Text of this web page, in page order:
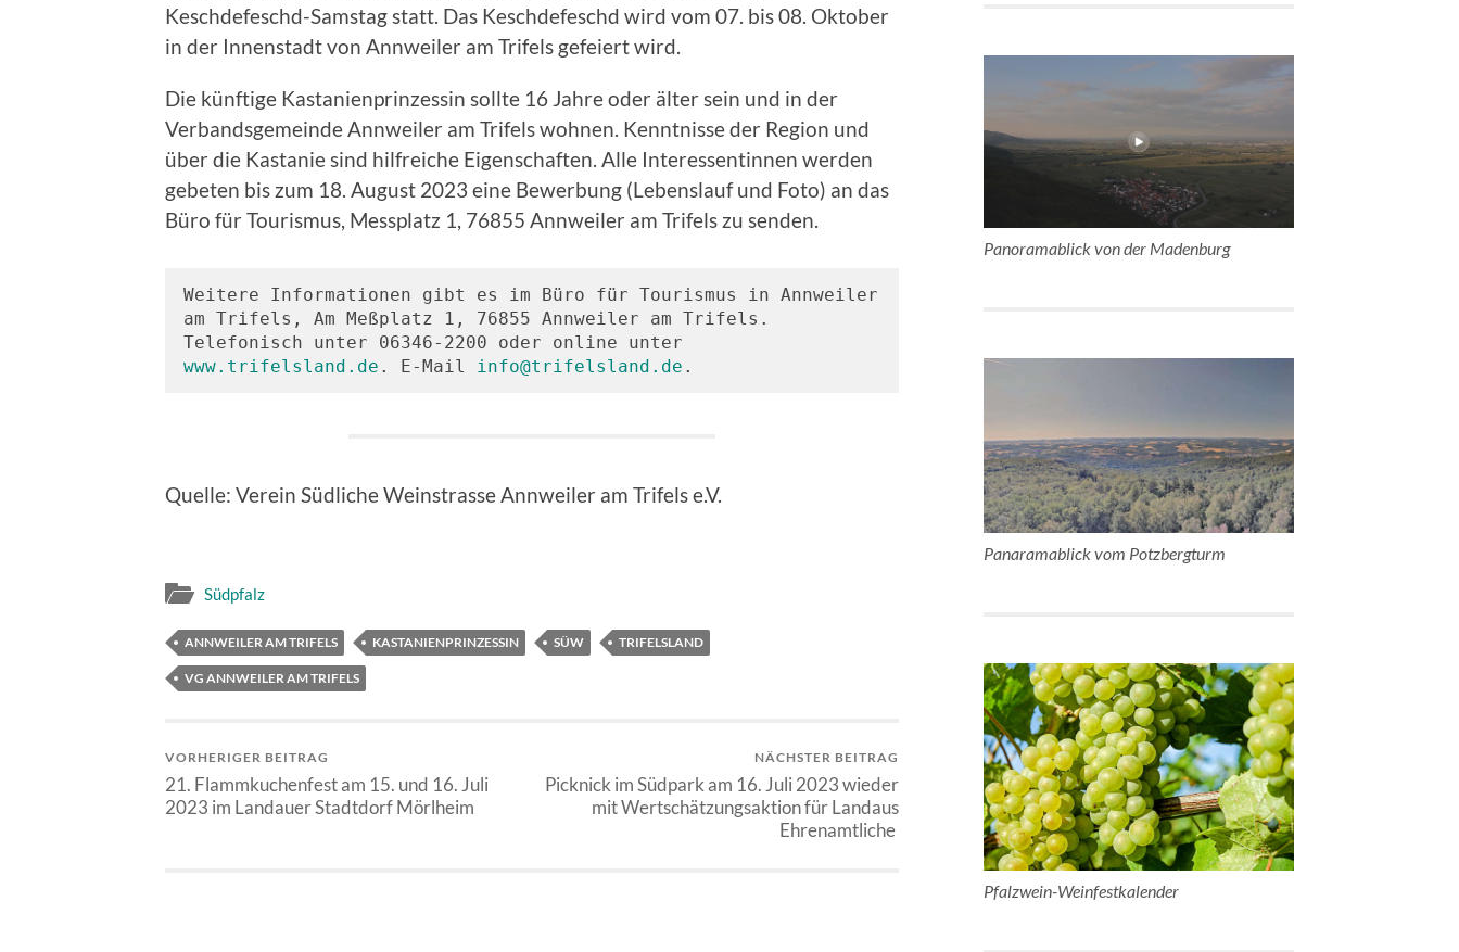
Keschdefeschd-Samstag statt. Das Keschdefeschd wird vom 07. bis 08. Oktober
in der Innenstadt von Annweiler am Trifels gefeiert wird.
Die künftige Kastanienprinzessin sollte 16 Jahre oder älter sein und in der
Verbandsgemeinde Annweiler am Trifels wohnen. Kenntnisse der Region und
über die Kastanie sind hilfreiche Eigenschaften. Alle Interessentinnen werden
gebeten bis zum 18. August 2023 eine Bewerbung (Lebenslauf und Foto) an das
Büro für Tourismus, Messplatz 1, 76855 Annweiler am Trifels zu senden.
Weitere Informationen gibt es im Büro für Tourismus in Annweiler
am Trifels, Am Meßplatz 1, 76855 Annweiler am Trifels.
www.trifelsland.de . E-Mail info@trifelsland.de .
Quelle: Verein Südliche Weinstrasse Annweiler am Trifels e.V.
Südpfalz
ANNWEILER AM TRIFELS KASTANIENPRINZESSIN SÜW TRIFELSLAND
VG ANNWEILER AM TRIFELS
VORHERIGER BEITRAG
21. Flammkuchenfest am 15. und 16. Juli
2023 im Landauer Stadtdorf Mörlheim
NÄCHSTER BEITRAG
Picknick im Südpark am 16. Juli 2023 wieder
mit Wertschätzungsaktion für Landaus
Ehrenamtliche
Panoramablick von der Madenburg
Panaramablick vom Potzbergturm
Pfalzwein-Weinfestkalender